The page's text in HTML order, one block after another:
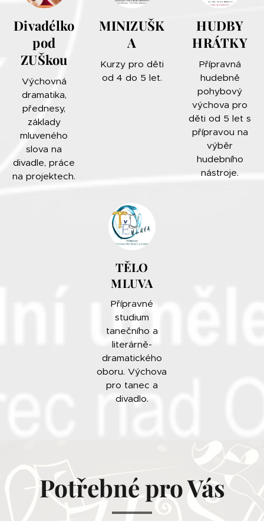
Divadélko
pod
ZUŠkou
Výchovná
dramatika,
přednesy,
základy
mluveného
slova na
divadle, práce
na projektech.
MINIZUŠK
A
Kurzy pro děti
od 4 do 5 let.
HUDBY
HRÁTKY
Přípravná
hudebně
pohybový
výchova pro
děti od 5 let s
přípravou na
výběr
hudebního
nástroje.
TĚLO
MLUVA
Přípravné
studium
tanečního a
literárně-
dramatického
oboru. Výchova
pro tanec a
divadlo.
Potřebné pro Vás